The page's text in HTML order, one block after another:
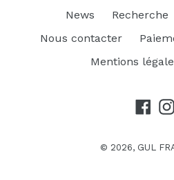
News Recherche
Nous contacter
Mentions
© 2026, GUL